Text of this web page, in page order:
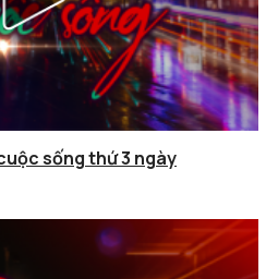
sống thứ 3 ngày